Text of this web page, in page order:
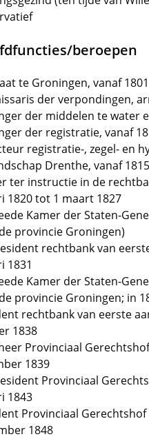
beroepen
te Groningen, vanaf 1801
der verpondingen,
der middelen te water
der registratie, vanaf
registratie-, zegel- en
Drenthe, vanaf 1815
ter instructie in de
1820 tot 1 maart 1827
Kamer der Staten-
provincie Groningen)
rechtbank van
1831
Kamer der Staten-
provincie Groningen; in
rechtbank van eerste
1838
Provinciaal
1839
Provinciaal
1843
Provinciaal
1848